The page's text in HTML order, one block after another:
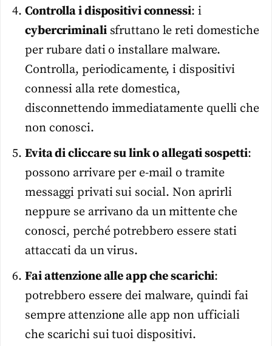
Controlla i dispositivi connessi: i
cybercriminalisfruttano le reti domestiche
per rubare dati o installare malware.
Controlla, periodicamente, i dispositivi
connessi alla rete domestica,
disconnettendo immediatamente quelli che
non conosci.
Evita di cliccare su link o allegati sospetti:
possono arrivare per e-mail o tramite
messaggi privati sui social. Non aprirli
neppure se arrivano da un mittente che
conosci, perché potrebbero essere stati
attaccati da un virus.
Fai attenzione alle app che scarichi:
potrebbero essere dei malware, quindi fai
sempre attenzione alle app non ufficiali
che scarichi sui tuoi dispositivi.